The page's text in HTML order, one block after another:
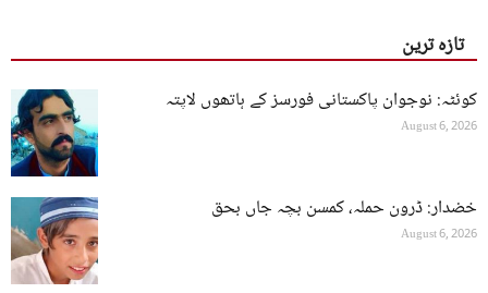
تازہ ترین
کوئٹہ: نوجوان پاکستانی فورسز کے ہاتھوں لاپتہ
August 6, 2026
خضدار: ڈرون حملہ، کمسن بچہ جاں بحق
August 6, 2026